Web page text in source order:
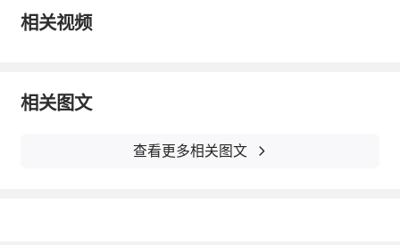
关门诊。这也是全国公立三甲综合医院中，首
的临床经验。
相关视频
相关图文
查看更多相关图文